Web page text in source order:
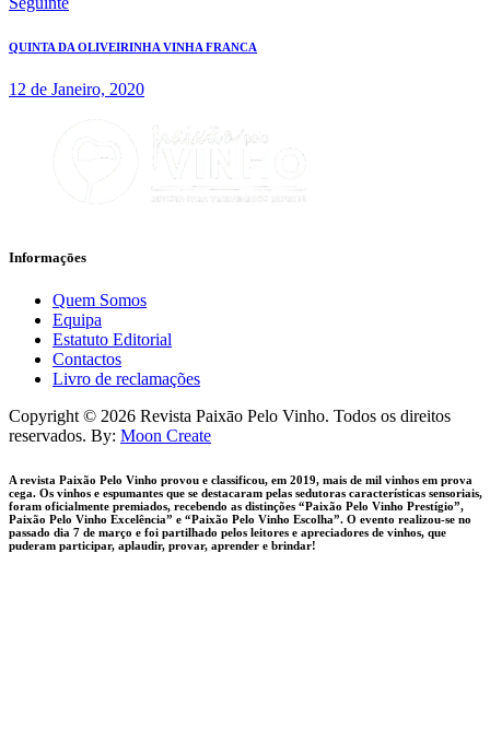
QUINTA DA OLIVEIRINHA VINHA FRANCA
12 de Janeiro, 2020
Informaçōes
Quem Somos
Equipa
Estatuto Editorial
Contactos
Livro de reclamações
facebook-
1
instagram
Copyright © 2026 Revista Paixāo Pelo Vinho. Todos os direitos
reservados. By: Moon Create
A revista Paixão Pelo Vinho provou e classificou, em 2019, mais de mil vinhos em prova
cega. Os vinhos e espumantes que se destacaram pelas sedutoras características sensoriais,
foram oficialmente premiados, recebendo as distinções “Paixão Pelo Vinho Prestígio”,
Paixão Pelo Vinho Excelência” e “Paixão Pelo Vinho Escolha”. O evento realizou-se no
passado dia 7 de março e foi partilhado pelos leitores e apreciadores de vinhos, que
puderam participar, aplaudir, provar, aprender e brindar!